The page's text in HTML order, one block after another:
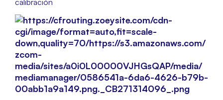
calibración